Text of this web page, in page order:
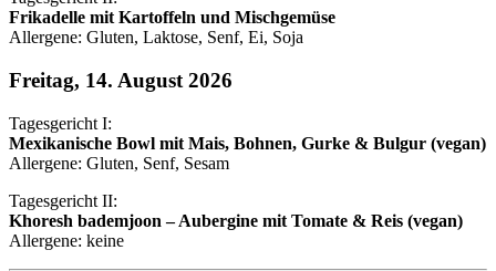
Frikadelle mit Kartoffeln und Mischgemüse
Allergene: Gluten, Laktose, Senf, Ei, Soja
Freitag, 14. August 2026
Tagesgericht I:
Mexikanische Bowl mit Mais, Bohnen, Gurke & Bulgur (vegan)
Allergene: Gluten, Senf, Sesam
Tagesgericht II:
Khoresh bademjoon – Aubergine mit Tomate & Reis (vegan)
Allergene: keine